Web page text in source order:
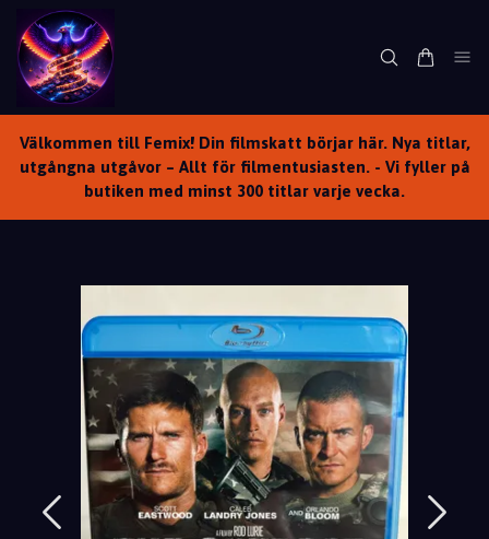
Välkommen till Femix! Din filmskatt börjar här. Nya titlar,
utgångna utgåvor – Allt för filmentusiasten. - Vi fyller på
butiken med minst 300 titlar varje vecka.